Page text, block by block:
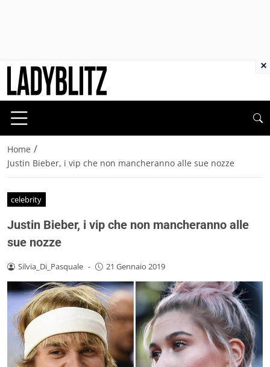
Home /
Justin Bieber, i vip che non mancheranno alle sue nozze
celebrity
Justin Bieber, i vip che non mancheranno alle
sue nozze
Silvia_Di_Pasquale - 21 Gennaio 2019
×